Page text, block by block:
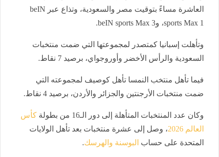
العاشرة مساءً بتوقيت مصر والسعودية، وتذاع عبر beIN
sports Max 1، وbeIN sports Max 3.
وتأهلت إسبانيا كمتصدر لمجموعتها التي ضمت منتخبات
السعودية والرأس الأخضر وأوروجواي، برصيد 7 نقاط.
فيما تأهل منتخب النمسا تأهل كوصيف لمجموعته التي
ضمت منتخبات الأرجنتين والجزائر والأردن، برصيد 4 نقاط.
وكان عدد المنتخبات المتأهلة إلى دور الـ16 من بطولة
كأس
العالم 2026
، وصل إلى عشرة منتخبات بعد تأهل الولايات
المتحدة على حساب البوسنة والهرسك.